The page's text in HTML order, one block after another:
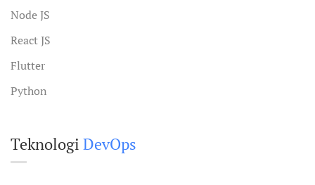
Node JS
React JS
Flutter
Python
Teknologi DevOps